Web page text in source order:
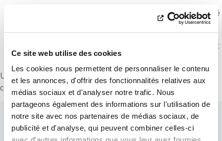
Ce site web utilise des cookies
Les cookies nous permettent de personnaliser le contenu
et les annonces, d'offrir des fonctionnalités relatives aux
médias sociaux et d'analyser notre trafic. Nous
partageons également des informations sur l'utilisation de
notre site avec nos partenaires de médias sociaux, de
publicité et d'analyse, qui peuvent combiner celles-ci
le montant à payer pour votre demande est calculé
directement lors de la réservation.Vous pourrez
donc en prendre connaissance directement en
en ligne, gratuitement et
sans engagement.
Une fois votre demande introduite et payée, ORES prend
contact avec vous pour procéder au raccordement.